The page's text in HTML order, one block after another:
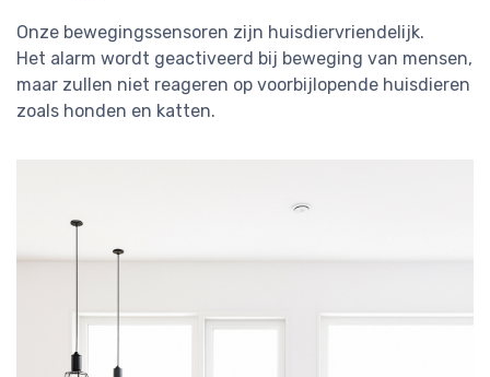
Onze bewegingssensoren zijn huisdiervriendelijk.
Het alarm wordt geactiveerd bij beweging van mensen,
maar zullen niet reageren op voorbijlopende huisdieren
zoals honden en katten.